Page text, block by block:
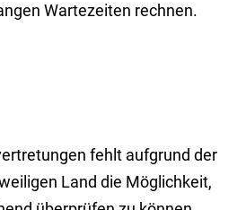
Wartezeiten rechnen.
fehlt aufgrund der
Land die Möglichkeit,